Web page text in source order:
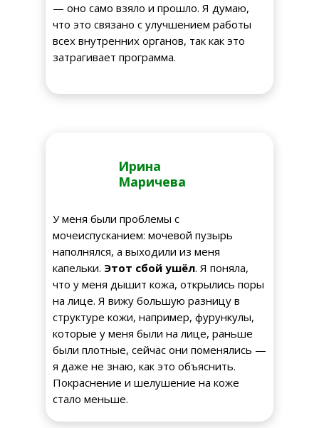
— оно само взяло и прошло. Я думаю,
что это связано с улучшением работы
всех внутренних органов, так как это
затрагивает программа.
Ирина
Маричева
У меня были проблемы с
мочеиспусканием: мочевой пузырь
наполнялся, а выходили из меня
капельки. Этот сбой ушёл. Я поняла,
что у меня дышит кожа, открылись поры
на лице. Я вижу большую разницу в
структуре кожи, например, фурункулы,
которые у меня были на лице, раньше
были плотные, сейчас они поменялись —
я даже не знаю, как это объяснить.
Покраснение и шелушение на коже
стало меньше.